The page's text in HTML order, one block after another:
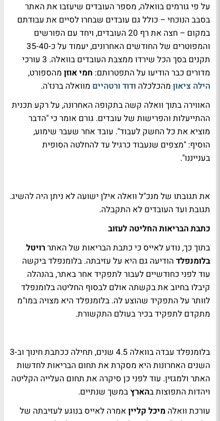
על פי גורמים בוואלה, מספר העובדים שיעזבו את האתר
בסבב הנוכחי – כולל גם עובדים שבחרו לסיים את עבודתם
במקום – חצה את רף 20 העובדים, ויחד עם הפורשים
והמפוטרים של החודשים האחרונים, יעמוד על כ-35-40
תקנים בסך הכל שירדו ממצבת העובדים בוואלה. 3 עורכי
מדורים כבר הודיעו על התפטרותם: חמי אוזן מהספורט,
הילה ציאון מהכלכלה ודוד ורטהיים מוואלה ברנז'ה.
האווירה בתוך וואלה קשה בתקופה האחרונה, על רקע תכנית
ההתייעלות והפרישות של עובדים. גורם אומר כי "הדבר
מוציא את כל החשק לעבוד". עובד אחר שעבר שימוע,
הוסיף: "מצפים שנעבוד כרגיל עד להחלטה הסופית
בענייננו".
את תגובתו של מנכ"ל וואלה אילן ישועה לא ניתן היה להשיג.
תגובת ועד העובדים לא התקבלה.
כתבת הבריאות החליטה לעזוב
בתוך כך, נודע לאייס כי כתבת הבריאות של האתררויטל
בלומנפלד הודיעה גם היא על עזיבתה. בלומנפלד ביקשה
עוד לפני כחודשיים לעבור לתפקיד אחר באתר, בהנהלה
קיבלו בחיוב את בקשתה אולם לבסוף החליטה בלומנפלד
לוותר על התפקיד שהוצע לה. בלומנפלד היא מצויה במו"מ
מתקדם לתפקיד בכיר בעולם התקשורת.
בלומנפלד עבדה בוואלה 4.5 שנים, תחילה ככתבת חינוך וב-3
השנים האחרונות היא מסקרת את תחום הבריאות לחדשות
האתר ולמגזין. עוד לפני כן סיקרה את תחום העלייה הקליטה
ויהדות התפוצות בהארץבמשך שנתיים.
עורכת וואלה מיכל קליין אמרה לאייס בנוגע לעזיבתה של